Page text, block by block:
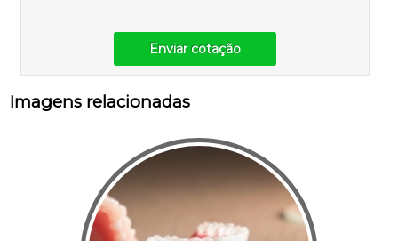
Enviar cotação
Imagens relacionadas